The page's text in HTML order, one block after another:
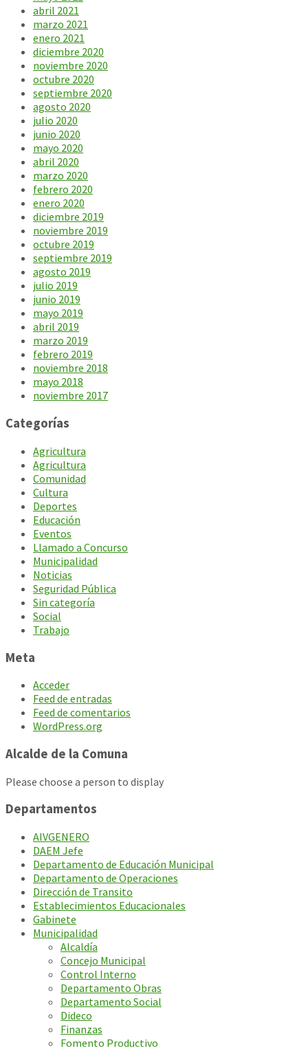
abril 2021
marzo 2021
enero 2021
diciembre 2020
noviembre 2020
octubre 2020
septiembre 2020
agosto 2020
julio 2020
junio 2020
mayo 2020
abril 2020
marzo 2020
febrero 2020
enero 2020
diciembre 2019
noviembre 2019
octubre 2019
septiembre 2019
agosto 2019
julio 2019
junio 2019
mayo 2019
abril 2019
marzo 2019
febrero 2019
noviembre 2018
mayo 2018
noviembre 2017
Categorías
Agricultura
Agricultura
Comunidad
Cultura
Deportes
Educación
Eventos
Llamado a Concurso
Municipalidad
Noticias
Seguridad Pública
Sin categoría
Social
Trabajo
Meta
Acceder
Feed de entradas
Feed de comentarios
WordPress.org
Alcalde de la Comuna
Please choose a person to display
Departamentos
AIVGENERO
DAEM Jefe
Departamento de Educación Municipal
Departamento de Operaciones
Dirección de Transito
Establecimientos Educacionales
Gabinete
Municipalidad
Alcaldía
Concejo Municipal
Control Interno
Departamento Obras
Departamento Social
Dideco
Finanzas
Fomento Productivo